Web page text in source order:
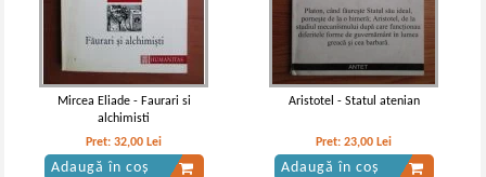
Mircea Eliade - Faurari si
alchimisti
Pret:32,00 Lei
Adaugă în coș
Aristotel - Statul atenian
Pret:23,00 Lei
Adaugă în coș